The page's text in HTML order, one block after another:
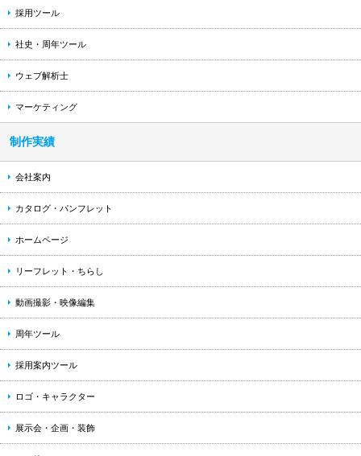
採用ツール
社史・周年ツール
ウェブ解析士
マーケティング
制作実績
会社案内
カタログ・パンフレット
ホームページ
リーフレット・ちらし
動画撮影・映像編集
周年ツール
採用案内ツール
ロゴ・キャラクター
展示会・企画・装飾